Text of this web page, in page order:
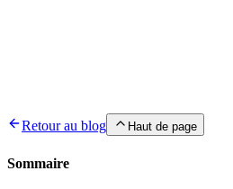
architecture moderne et performance
Retour au blog Haut de page
Sommaire